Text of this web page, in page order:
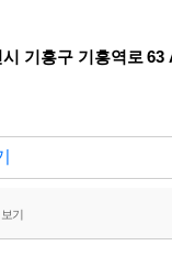
기흥구 기흥역로
기